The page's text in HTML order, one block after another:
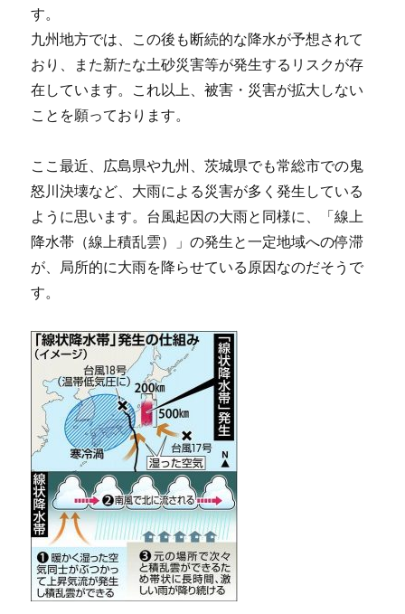
に
す。
九州地方では、この後も断続的な降水が予想されて
おり、また新たな土砂災害等が発生するリスクが存
在しています。これ以上、被害・災害が拡大しない
ことを願っております。
ここ最近、広島県や九州、茨城県でも常総市での鬼
怒川決壊など、大雨による災害が多く発生している
ように思います。台風起因の大雨と同様に、「線上
降水帯（線上積乱雲）」の発生と一定地域への停滞
が、局所的に大雨を降らせている原因なのだそうで
す。